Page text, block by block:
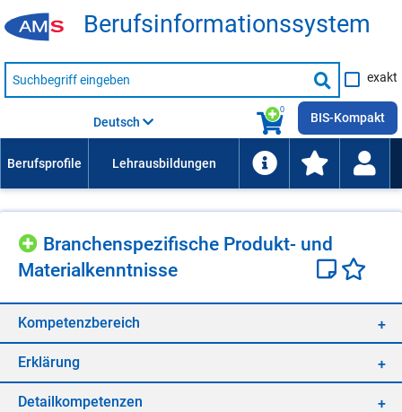
Be­rufs­in­for­ma­ti­ons­sys­tem
Suche
nach
Suche
starten
exakt
0
Deutsch BIS-Kompakt
Bran­chen­spe­zi­fi­sche Pro­dukt- und
Ma­te­ri­al­kennt­nis­se
Kom­pe­tenz­be­reich
Er­klä­rung
De­tail­kom­pe­ten­zen